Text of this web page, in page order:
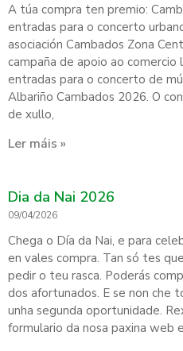
A túa compra ten premio:
entradas para o concerto
asociación Cambados Zona
campaña de apoio ao
entradas para o concerto de
Albariño Cambados 2026. O
de xullo,
Ler máis »
Dia da Nai 2026
09/04/2026
Chega o Día da Nai, e para
en vales compra. Tan só tes
pedir o teu rasca. Poderás
dos afortunados. E se non che
unha segunda oportunidade.
formulario da nosa paxina web